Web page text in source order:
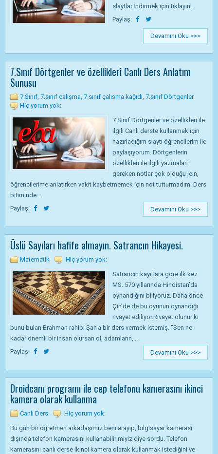
slaytlar.İndirmek için tıklayın...
Paylaş:
Devamını Oku >>>
7.Sınıf Dörtgenler ve özellikleri Canlı Ders Anlatım
Sunusu
7.Sınıf, 7.sınıf çalışma, 7.sınıf çalışma kağıdı, 7.sınıf Dörtgenler
Hiç yorum yok:
7.Sınıf Dörtgenler ve özellikleri ile
ilgili Canlı derste kullanmak için
hazırladığım slaytı öğrencilerim ile
paylaşıyorum. Dörtgenlerin
özellikleri ile ilgili yazmaları
gereken notlar çok olduğu için,
öğrencilerime anlatırken vakit kaybetmemek için not tutturmadım. Ders
bitiminde...
Paylaş:
Devamını Oku >>>
Üslü Sayıları hafife almayın. Satrancın Hikayesi.
Matematik
Hiç yorum yok:
Satrancın kayıtlara göre ilk kez
MS. 570 yıllarında Hindistan’da
oynandığını biliyoruz. Daha önce
Çin’de de bu oyunun oynandığı
rivayet ediliyor.Rivayet olunur ki
bunu bulan Brahman rahibi Şah’a bir ders vermek istemiş. ”Sen ne
kadar önemli bir insan olursan ol, adamların,...
Paylaş:
Devamını Oku >>>
Droidcam programı ile cep telefonu kamerasını ikinci
kamera olarak kullanma
Canlı Ders
Hiç yorum yok:
Bu gün bir öğretmen arkadaşımız beni arayıp, bilgisayar kamerası
dışında telefon kamerasını kullanabilir miyiz diye sordu. Telefon
kamerasını canlı derse ikinci kamera olarak kullanmak istediğini ve